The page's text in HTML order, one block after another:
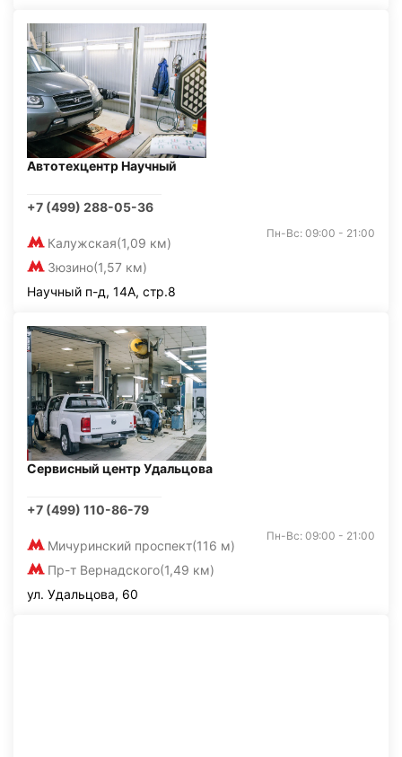
Автотехцентр Научный
+7 (499) 288-05-36
Калужская(1,09 км)
Зюзино(1,57 км)
Пн-Вс: 09:00 - 21:00
Научный п-д, 14А, стр.8
Сервисный центр Удальцова
+7 (499) 110-86-79
Мичуринский проспект(116 м)
Пр-т Вернадского(1,49 км)
Пн-Вс: 09:00 - 21:00
ул. Удальцова, 60